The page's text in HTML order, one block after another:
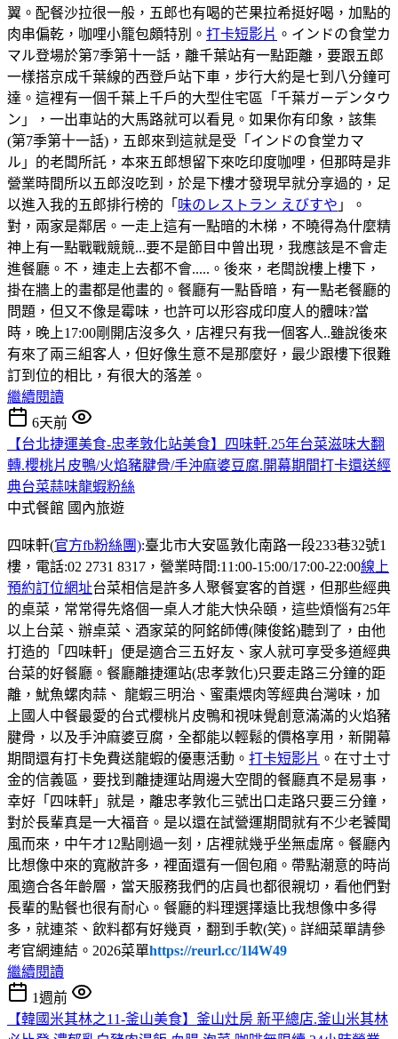
翼。配餐沙拉很一般，五郎也有喝的芒果拉希挺好喝，加點的
肉串偏乾，咖哩小籠包頗特別。 打卡短影片 。インドの食堂カ
マル登場於第7季第十一話，離千葉站有一點距離，要跟五郎
一樣搭京成千葉線的西登戶站下車，步行大約是七到八分鐘可
達。這裡有一個千葉上千戶的大型住宅區「千葉ガーデンタウ
ン」，一出車站的大馬路就可以看見。如果你有印象，該集
(第7季第十一話)，五郎來到這就是受「インドの食堂カマ
ル」的老闆所託，本來五郎想留下來吃印度咖哩，但那時是非
營業時間所以五郎沒吃到，於是下樓才發現早就分享過的，足
以進入我的五郎排行榜的「 味のレストラン えびすや 」。
對，兩家是鄰居。一走上這有一點暗的木梯，不曉得為什麼精
神上有一點戰戰競競...要不是節目中曾出現，我應該是不會走
進餐廳。不，連走上去都不會.....。後來，老闆說樓上樓下，
掛在牆上的畫都是他畫的。餐廳有一點昏暗，有一點老餐廳的
問題，但又不像是霉味，也許可以形容成印度人的體味?當
時，晚上17:00剛開店沒多久，店裡只有我一個客人..雖說後來
有來了兩三組客人，但好像生意不是那麼好，最少跟樓下很難
訂到位的相比，有很大的落差。
繼續閱讀
6天前
【台北捷運美食-忠孝敦化站美食】四味軒.25年台菜滋味大翻
轉.櫻桃片皮鴨/火焰豬腱骨/手沖麻婆豆腐.開幕期間打卡還送經
典台菜蒜味龍蝦粉絲
中式餐館 國內旅遊
四味軒(官方fb粉絲團):臺北市大安區敦化南路一段233巷32號1
樓，電話:02 2731 8317，營業時間:11:00-15:00/17:00-22:00線上
預約訂位網址台菜相信是許多人聚餐宴客的首選，但那些經典
的桌菜，常常得先烙個一桌人才能大快朵頤，這些煩惱有25年
以上台菜、辦桌菜、酒家菜的阿銘師傅(陳俊銘)聽到了，由他
打造的「四味軒」便是適合三五好友、家人就可享受多道經典
台菜的好餐廳。餐廳離捷運站(忠孝敦化)只要走路三分鐘的距
離，魷魚螺肉蒜、 龍蝦三明治、蜜棗煨肉等經典台灣味，加
上國人中餐最愛的台式櫻桃片皮鴨和視味覺創意滿滿的火焰豬
腱骨，以及手沖麻婆豆腐，全都能以輕鬆的價格享用，新開幕
期間還有打卡免費送龍蝦的優惠活動。 打卡短影片 。在寸土寸
金的信義區，要找到離捷運站周邊大空間的餐廳真不是易事，
幸好「四味軒」就是，離忠孝敦化三號出口走路只要三分鐘，
對於長輩真是一大福音。是以還在試營運期間就有不少老饕聞
風而來，中午才12點剛過一刻，店裡就幾乎坐無虛席。餐廳內
比想像中來的寬敝許多，裡面還有一個包廂。帶點潮意的時尚
風適合各年齡層，當天服務我們的店員也都很親切，看他們對
長輩的點餐也很有耐心。餐廳的料理選擇遠比我想像中多得
多，就連茶、飲料都有好幾頁，翻到手軟(笑)。詳細菜單請參
考官網連結。2026菜單https://reurl.cc/1l4W49
繼續閱讀
1週前
【韓國米其林之11-釜山美食】釜山灶房 新平總店.釜山米其林